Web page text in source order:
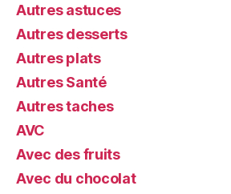
Autres astuces
Autres desserts
Autres plats
Autres Santé
Autres taches
AVC
Avec des fruits
Avec du chocolat